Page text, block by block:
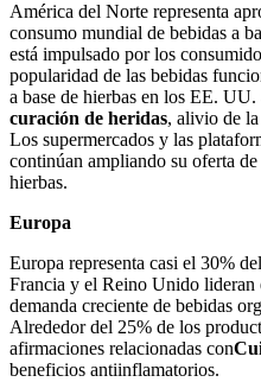
América del Norte representa
consumo mundial de bebidas a
está impulsado por los
popularidad de las bebidas
a base de hierbas en los EE. UU.
curación de heridas, alivio de
Los supermercados y las
continúan ampliando su oferta
hierbas.
Europa
Europa representa casi el 30%
Francia y el Reino Unido lideran
demanda creciente de bebidas
Alrededor del 25% de los
afirmaciones relacionadas con
beneficios antiinflamatorios.